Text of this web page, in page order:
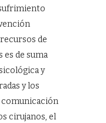
de
es de suma
y
y los
cirujanos, el